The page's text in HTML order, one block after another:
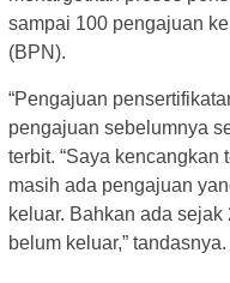
sampai 100 pengajuan
(BPN).
“Pengajuan
pengajuan sebelumnya
terbit. “Saya kencangkan
masih ada pengajuan
keluar. Bahkan ada
belum keluar,” tandasnya.